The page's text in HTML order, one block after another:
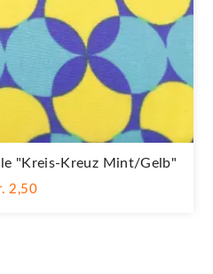
"Kreis-Kreuz Mint/gelb"
2,50